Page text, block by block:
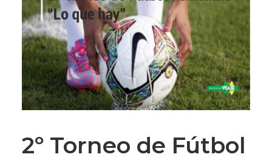
TRÁMITES Y SERVICIOS
CIUDAD
PARQUE INDUSTRIAL
RECAUDACIONES
2º Torneo de Fútbol